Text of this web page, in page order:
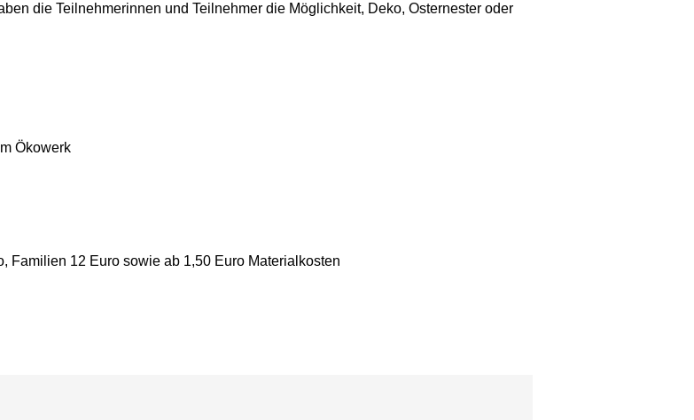
die Teilnehmerinnen und Teilnehmer die Möglichkeit, Deko, Osternester oder
Ökowerk
Familien 12 Euro sowie ab 1,50 Euro Materialkosten